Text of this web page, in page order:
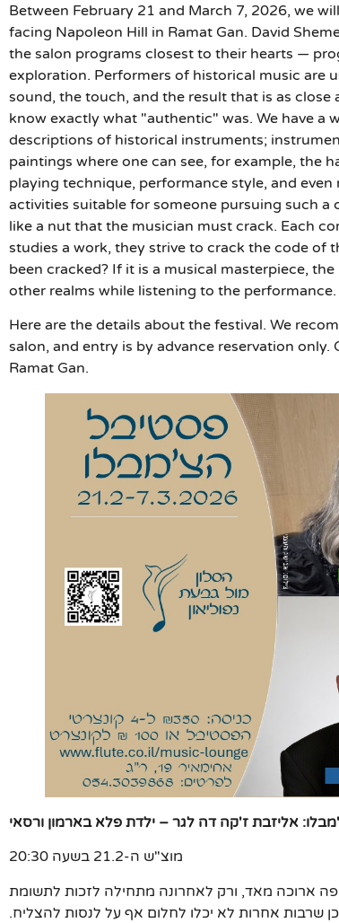
Between February 21 and March 7, 2026, we
facing Napoleon Hill in Ramat Gan. David
the salon programs closest to their hearts —
exploration. Performers of historical music are
sound, the touch, and the result that is as
know exactly what "authentic" was. We have a
descriptions of historical instruments;
paintings where one can see, for example, the
playing technique, performance style, and
activities suitable for someone pursuing such a
like a nut that the musician must crack. Each
studies a work, they strive to crack the code of
been cracked? If it is a musical masterpiece,
other realms while listening to the performance.
Here are the details about the festival. We
salon, and entry is by advance reservation
Ramat Gan.
אליזבת ז'קה דה לגר – ילדת פלא בארמון ורסאי
מוצ"ש ה-21.2 בשעה 20:30
ארוכה מאד, ורק לאחרונה מתחילה לזכות לתשומת
שרבות אחרות לא יכלו לחלום אף על לנסות להצליח.